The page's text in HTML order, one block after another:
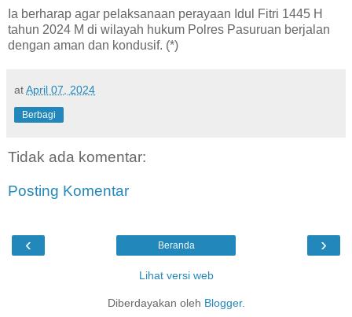
Ia berharap agar pelaksanaan perayaan Idul Fitri 1445 H
tahun 2024 M di wilayah hukum Polres Pasuruan berjalan
dengan aman dan kondusif. (*)
atApril 07, 2024
Berbagi
Tidak ada komentar:
Posting Komentar
‹ ›
Beranda
Lihat versi web
Diberdayakan oleh Blogger.